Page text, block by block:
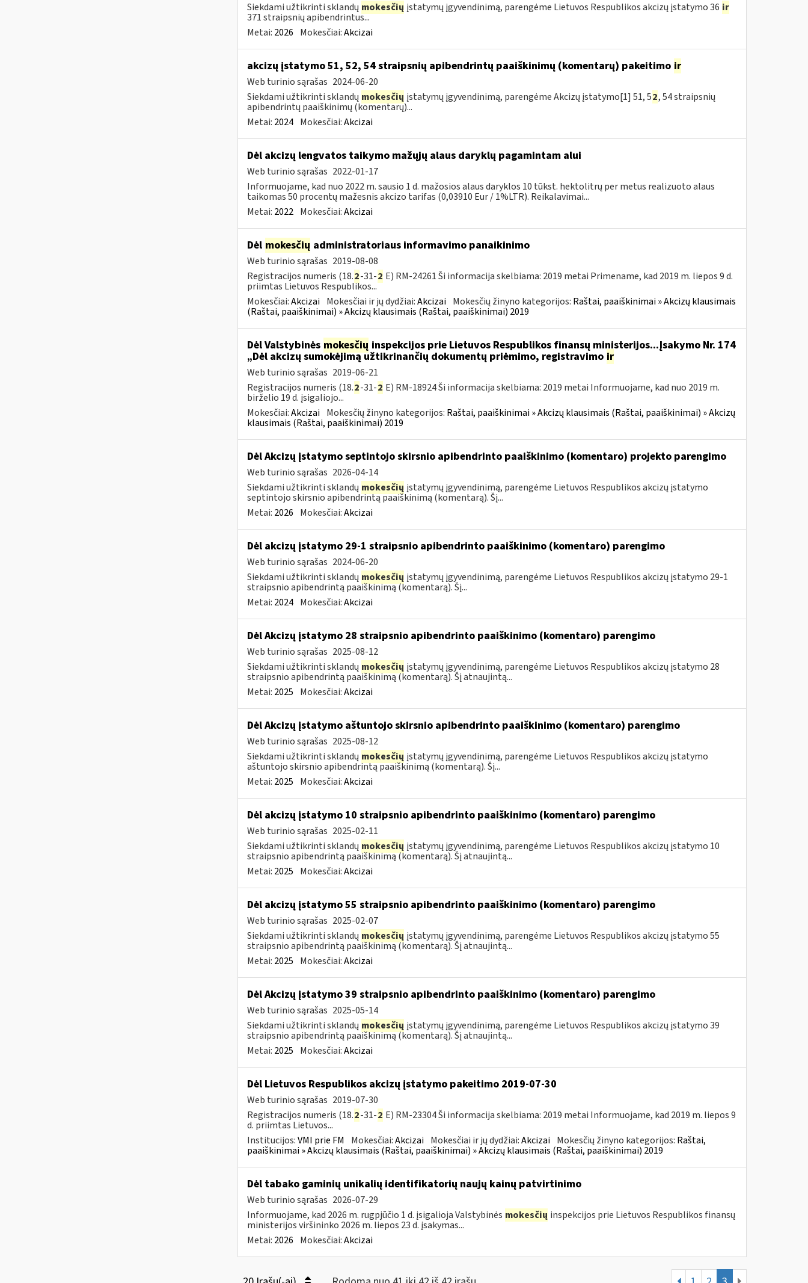
Siekdami užtikrinti sklandų mokesčių įstatymų įgyvendinimą, parengėme Lietuvos Respublikos akcizų įstatymo 36 ir
371 straipsnių apibendrintus...
Metai: 2026 Mokesčiai:Akcizai
akcizų įstatymo 51, 52, 54 straipsnių apibendrintų paaiškinimų (komentarų) pakeitimo ir
Web turinio sąrašas 2024-06-20
Siekdami užtikrinti sklandų mokesčių įstatymų įgyvendinimą, parengėme Akcizų įstatymo[1] 51, 52, 54 straipsnių
apibendrintų paaiškinimų (komentarų)...
Metai: 2024 Mokesčiai:Akcizai
Dėl akcizų lengvatos taikymo mažųjų alaus daryklų pagamintam alui
Web turinio sąrašas 2022-01-17
Informuojame, kad nuo 2022 m. sausio 1 d. mažosios alaus daryklos 10 tūkst. hektolitrų per metus realizuoto alaus
taikomas 50 procentų mažesnis akcizo tarifas (0,03910 Eur / 1%LTR). Reikalavimai...
Metai: 2022 Mokesčiai:Akcizai
Dėl mokesčių administratoriaus informavimo panaikinimo
Web turinio sąrašas 2019-08-08
Registracijos numeris (18.2-31-2 E) RM-24261 Ši informacija skelbiama: 2019 metai Primename, kad 2019 m. liepos 9 d.
priimtas Lietuvos Respublikos...
Mokesčiai:Akcizai Mokesčiai ir jų dydžiai:Akcizai Mokesčių žinyno kategorijos: Raštai, paaiškinimai » Akcizų klausimais
(Raštai, paaiškinimai) » Akcizų klausimais (Raštai, paaiškinimai) 2019
Dėl Valstybinės mokesčių inspekcijos prie Lietuvos Respublikos finansų ministerijos...Įsakymo Nr. 174
„Dėl akcizų sumokėjimą užtikrinančių dokumentų priėmimo, registravimo ir
Web turinio sąrašas 2019-06-21
Registracijos numeris (18.2-31-2 E) RM-18924 Ši informacija skelbiama: 2019 metai Informuojame, kad nuo 2019 m.
birželio 19 d. įsigaliojo...
Mokesčiai:Akcizai Mokesčių žinyno kategorijos: Raštai, paaiškinimai » Akcizų klausimais (Raštai, paaiškinimai) » Akcizų
klausimais (Raštai, paaiškinimai) 2019
Dėl Akcizų įstatymo septintojo skirsnio apibendrinto paaiškinimo (komentaro) projekto parengimo
Web turinio sąrašas 2026-04-14
Siekdami užtikrinti sklandų mokesčių įstatymų įgyvendinimą, parengėme Lietuvos Respublikos akcizų įstatymo
septintojo skirsnio apibendrintą paaiškinimą (komentarą). Šį...
Metai: 2026 Mokesčiai:Akcizai
Dėl akcizų įstatymo 29-1 straipsnio apibendrinto paaiškinimo (komentaro) parengimo
Web turinio sąrašas 2024-06-20
Siekdami užtikrinti sklandų mokesčių įstatymų įgyvendinimą, parengėme Lietuvos Respublikos akcizų įstatymo 29-1
straipsnio apibendrintą paaiškinimą (komentarą). Šį...
Metai: 2024 Mokesčiai:Akcizai
Dėl Akcizų įstatymo 28 straipsnio apibendrinto paaiškinimo (komentaro) parengimo
Web turinio sąrašas 2025-08-12
Siekdami užtikrinti sklandų mokesčių įstatymų įgyvendinimą, parengėme Lietuvos Respublikos akcizų įstatymo 28
straipsnio apibendrintą paaiškinimą (komentarą). Šį atnaujintą...
Metai: 2025 Mokesčiai:Akcizai
Dėl Akcizų įstatymo aštuntojo skirsnio apibendrinto paaiškinimo (komentaro) parengimo
Web turinio sąrašas 2025-08-12
Siekdami užtikrinti sklandų mokesčių įstatymų įgyvendinimą, parengėme Lietuvos Respublikos akcizų įstatymo
aštuntojo skirsnio apibendrintą paaiškinimą (komentarą). Šį...
Metai: 2025 Mokesčiai:Akcizai
Dėl akcizų įstatymo 10 straipsnio apibendrinto paaiškinimo (komentaro) parengimo
Web turinio sąrašas 2025-02-11
Siekdami užtikrinti sklandų mokesčių įstatymų įgyvendinimą, parengėme Lietuvos Respublikos akcizų įstatymo 10
straipsnio apibendrintą paaiškinimą (komentarą). Šį atnaujintą...
Metai: 2025 Mokesčiai:Akcizai
Dėl akcizų įstatymo 55 straipsnio apibendrinto paaiškinimo (komentaro) parengimo
Web turinio sąrašas 2025-02-07
Siekdami užtikrinti sklandų mokesčių įstatymų įgyvendinimą, parengėme Lietuvos Respublikos akcizų įstatymo 55
straipsnio apibendrintą paaiškinimą (komentarą). Šį atnaujintą...
Metai: 2025 Mokesčiai:Akcizai
Dėl Akcizų įstatymo 39 straipsnio apibendrinto paaiškinimo (komentaro) parengimo
Web turinio sąrašas 2025-05-14
Siekdami užtikrinti sklandų mokesčių įstatymų įgyvendinimą, parengėme Lietuvos Respublikos akcizų įstatymo 39
straipsnio apibendrintą paaiškinimą (komentarą). Šį atnaujintą...
Metai: 2025 Mokesčiai:Akcizai
Dėl Lietuvos Respublikos akcizų įstatymo pakeitimo 2019-07-30
Web turinio sąrašas 2019-07-30
Registracijos numeris (18.2-31-2 E) RM-23304 Ši informacija skelbiama: 2019 metai Informuojame, kad 2019 m. liepos 9
d. priimtas Lietuvos...
Institucijos:VMI prie FM Mokesčiai:Akcizai Mokesčiai ir jų dydžiai:Akcizai Mokesčių žinyno kategorijos: Raštai,
paaiškinimai » Akcizų klausimais (Raštai, paaiškinimai) » Akcizų klausimais (Raštai, paaiškinimai) 2019
Dėl tabako gaminių unikalių identifikatorių naujų kainų patvirtinimo
Web turinio sąrašas 2026-07-29
Informuojame, kad 2026 m. rugpjūčio 1 d. įsigalioja Valstybinės mokesčių inspekcijos prie Lietuvos Respublikos finansų
ministerijos viršininko 2026 m. liepos 23 d. įsakymas...
Metai: 2026 Mokesčiai:Akcizai